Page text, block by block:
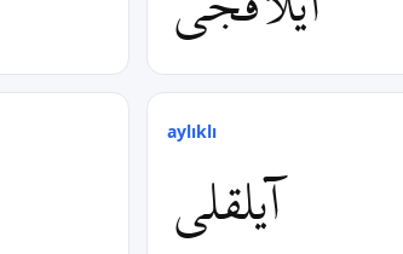
aylıklı
آیلقلی